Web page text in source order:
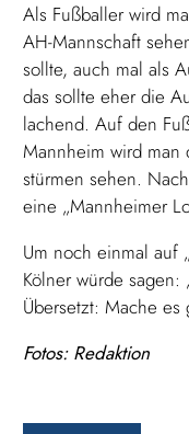
Als Fußballer wird
AH-Mannschaft
sollte, auch mal als
das sollte eher die
lachend. Auf den
Mannheim wird man
stürmen sehen.
eine „Mannheimer
Um noch einmal auf
Kölner würde sagen:
Übersetzt: Mache es
Fotos: Redaktion